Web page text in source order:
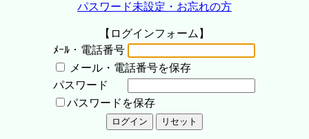
パスワード未設定・お忘れの方
【ログインフォーム】
ﾒｰﾙ・電話番号
メール・電話番号を保存
パスワード
パスワードを保存